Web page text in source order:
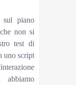
piano
non si
test di
uno script